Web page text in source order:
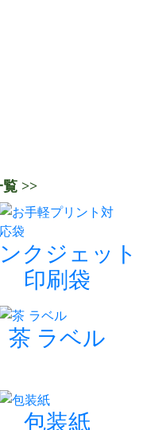
>>
クジェット
印刷袋
茶 ラベル
包装紙